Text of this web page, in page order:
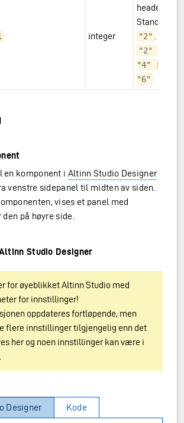
integer
header.
Standard er
"2"
"2" |
"4" | "5"
"6"
en komponent i Altinn Studio Designer
venstre sidepanel til midten av siden.
vises et panel med
på høyre side.
Studio Designer
for øyeblikket Altinn Studio med
for innstillinger!
oppdateres fortløpende, men
flere innstillinger tilgjengelig enn det
her og noen innstillinger kan være i
Designer Kode